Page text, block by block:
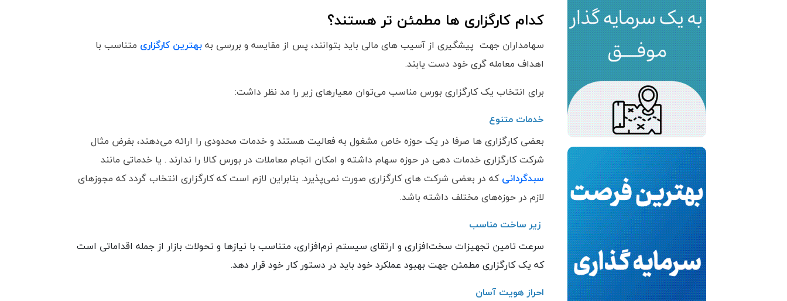
کدام کارگزاری ها مطمئن تر هستند؟
سهامداران جهت پیشگیری از آسیب های مالی باید بتوانند، پس از مقایسه و بررسی بهبهترین کارگزاری متناسب با
اهداف معامله گری خود دست یابند.
برای انتخاب یک کارگزاری بورس مناسب می‌توان معیارهای زیر را مد نظر داشت:
خدمات متنوع
بعضی کارگزاری ها صرفا در یک حوزه خاص مشغول به فعالیت هستند و خدمات محدودی را ارائه می‌دهند، بفرض مثال
شرکت کارگزاری خدمات دهی در حوزه سهام داشته و امکان انجام معاملات در بورس کالا را ندارند . یا خدماتی مانند
سبدگردانیکه در بعضی شرکت های کارگزاری صورت نمی‌پذیرد. بنابراین لازم است که کارگزاری انتخاب گردد که مجوزهای
لازم در حوزه‌های مختلف داشته باشد.
زیر ساخت مناسب
سرعت تامین تجهیزات سخت‌افزاری و ارتقای سیستم نرم‌افزاری، متناسب با نیازها و تحولات بازار از جمله اقداماتی است
که یک کارگزاری مطمئن جهت بهبود عملکرد خود باید در دستور کار خود قرار دهد.
احراز هویت آسان